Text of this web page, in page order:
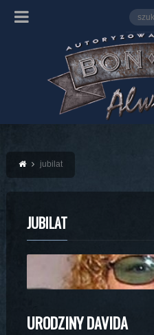
jubilat
JUBILAT
URODZINY DAVIDA